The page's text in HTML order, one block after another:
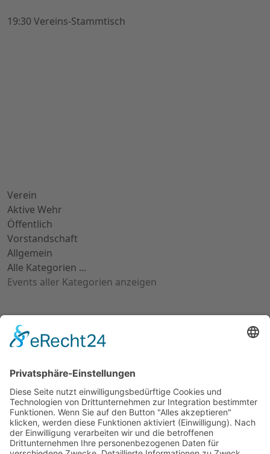
19:30 Vereins-Stammtisch
Verein
Aktive Wehr
Öffentlich
Vorstandschaft
Allgemein
Alle Kategorien ...
Events aller Kategorien anzeigen
Im Notfall
Kontakt